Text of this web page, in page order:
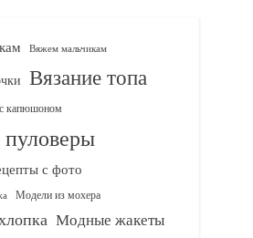
Вяжем мальчикам
Вязание топа
капюшоном
с фото
Модели из мохера
Модные жакеты